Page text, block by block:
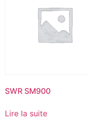
SWR SM900
Lire la suite